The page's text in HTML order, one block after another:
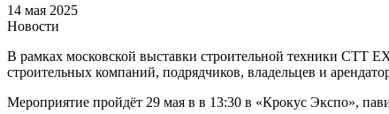
14 мая 2025
Новости
В рамках московской выставки строительной техники СТТ
строительных компаний, подрядчиков, владельцев и
Мероприятие пройдёт 29 мая в в 13:30 в «Крокус Экспо»,